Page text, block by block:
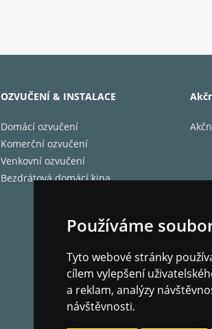
Používáme
Tyto webové stránky
cílem vylepšení
a reklam, analýzy
návštěvnosti.
OZVUČENÍ & INSTALACE
Domácí ozvučení
Komerční ozvučení
Venkovní ozvučení
Bezdrátová domácí kina